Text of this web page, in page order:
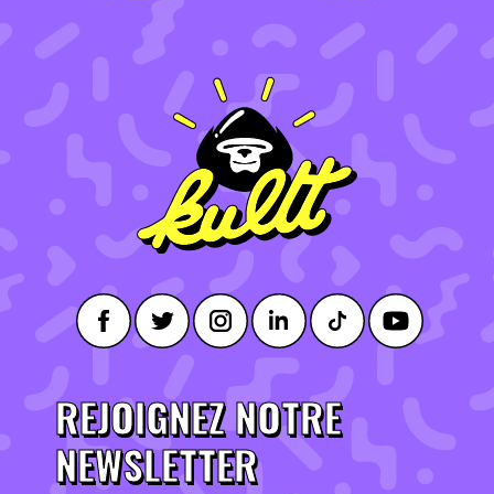
REJOIGNEZ NOTRE
NEWSLETTER